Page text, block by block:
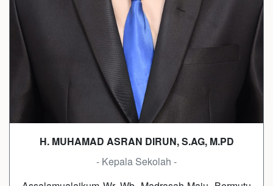
H. MUHAMAD ASRAN DIRUN, S.AG, M.PD
- Kepala Sekolah -